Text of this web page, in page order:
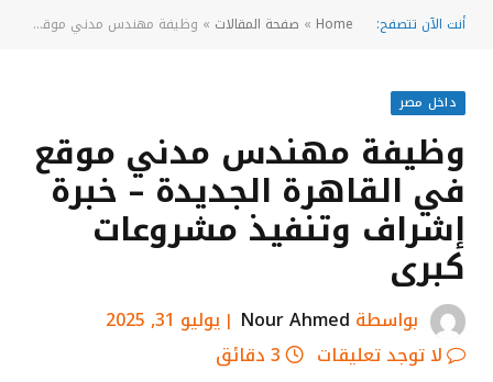
أنت الآن تتصفح: Home
» صفحة المقالات » وظيفة مهندس مدني موقع في القاهرة الجديدة – خبرة إشراف وتنفيذ مشروعات كبرى
داخل مصر
وظيفة مهندس مدني موقع
في القاهرة الجديدة – خبرة
إشراف وتنفيذ مشروعات
كبرى
بواسطة Nour Ahmed
يوليو 31, 2025
لا توجد تعليقات
3 دقائق